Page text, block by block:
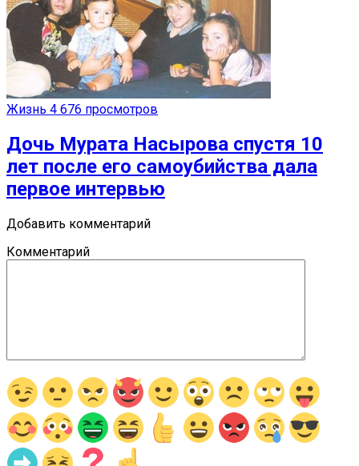
Жизнь 4 676 просмотров
Дочь Мурата Насырова спустя 10
лет после его самоубийства дала
первое интервью
Добавить комментарий
Комментарий